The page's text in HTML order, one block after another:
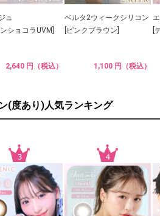
ュ
ショコラUVM]
2,640 円（税込）
ベルタ2ウィークシリコン
[ピンクブラウン]
1,100 円（税込）
[
(度あり)人気ランキング